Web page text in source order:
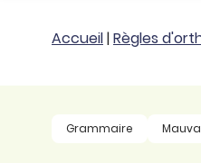
Particuliers
Toutes nos
ressources
professionnel
Conjugaison
d’orthographe
Accueil|Règles
Grammaire